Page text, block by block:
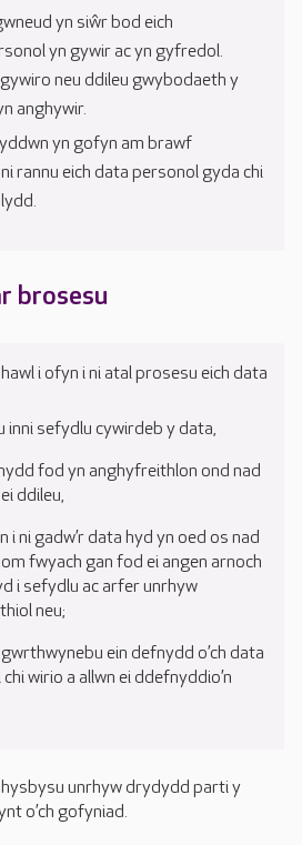
yn siŵr bod eich
yn gywir ac yn gyfredol.
neu ddileu gwybodaeth y
anghywir.
yn gofyn am brawf
rannu eich data personol gyda chi
brosesu
i ofyn i ni atal prosesu eich data
inni sefydlu cywirdeb y data,
fod yn anghyfreithlon ond nad
ddileu,
i ni gadw’r data hyd yn oed os nad
fwyach gan fod ei angen arnoch
i sefydlu ac arfer unrhyw
neu;
ein defnydd o’ch data
wirio a allwn ei ddefnyddio’n
unrhyw drydydd parti y
o’ch gofyniad.